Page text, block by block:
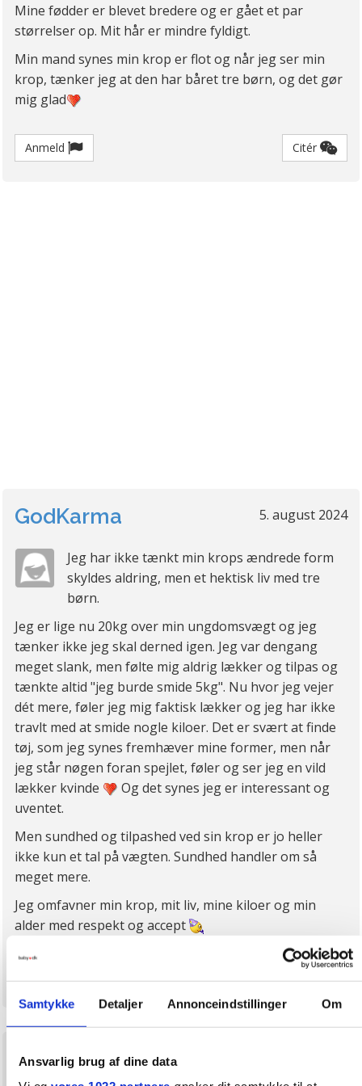
Samtykke Detaljer Annonceindstillinger Om
Ansvarlig brug af dine data
Mine fødder er blevet bredere og er gået et par
størrelser op. Mit hår er mindre fyldigt.
Min mand synes min krop er flot og når jeg ser min
krop, tænker jeg at den har båret tre børn, og det gør
mig glad
Anmeld Citér
5. august 2024
GodKarma
Jeg har ikke tænkt min krops ændrede form
skyldes aldring, men et hektisk liv med tre
børn.
Jeg er lige nu 20kg over min ungdomsvægt og jeg
tænker ikke jeg skal derned igen. Jeg var dengang
meget slank, men følte mig aldrig lækker og tilpas og
tænkte altid "jeg burde smide 5kg". Nu hvor jeg vejer
dét mere, føler jeg mig faktisk lækker og jeg har ikke
travlt med at smide nogle kiloer. Det er svært at finde
tøj, som jeg synes fremhæver mine former, men når
jeg står nøgen foran spejlet, føler og ser jeg en vild
lækker kvinde
Og det synes jeg er interessant og
uventet.
Men sundhed og tilpashed ved sin krop er jo heller
ikke kun et tal på vægten. Sundhed handler om så
meget mere.
Jeg omfavner min krop, mit liv, mine kiloer og min
alder med respekt og accept
Citér
Minime2018